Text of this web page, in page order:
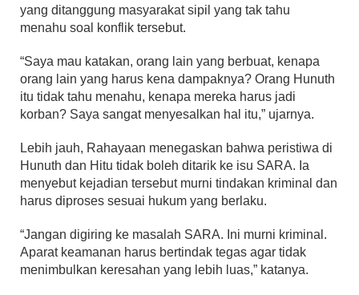
yang ditanggung masyarakat sipil yang tak tahu
menahu soal konflik tersebut.
“Saya mau katakan, orang lain yang berbuat, kenapa
orang lain yang harus kena dampaknya? Orang Hunuth
itu tidak tahu menahu, kenapa mereka harus jadi
korban? Saya sangat menyesalkan hal itu,” ujarnya.
Lebih jauh, Rahayaan menegaskan bahwa peristiwa di
Hunuth dan Hitu tidak boleh ditarik ke isu SARA. Ia
menyebut kejadian tersebut murni tindakan kriminal dan
harus diproses sesuai hukum yang berlaku.
“Jangan digiring ke masalah SARA. Ini murni kriminal.
Aparat keamanan harus bertindak tegas agar tidak
menimbulkan keresahan yang lebih luas,” katanya.